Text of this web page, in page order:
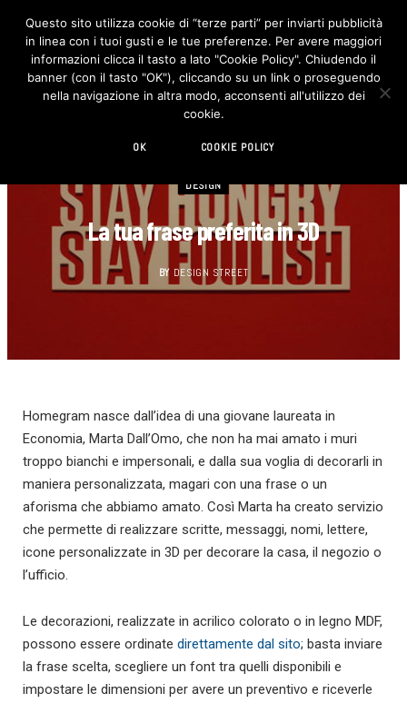
F
c
e
b
o
I
n
s
t
DESIGN
La tua frase preferita in 3D
BY DESIGN STREET
Homegram nasce dall’idea di una giovane laureata in
Economia, Marta Dall’Omo, che non ha mai amato i muri
troppo bianchi e impersonali, e dalla sua voglia di decorarli in
maniera personalizzata, magari con una frase o un
aforisma che abbiamo amato. Così Marta ha creato servizio
che permette di realizzare scritte, messaggi, nomi, lettere,
icone personalizzate in 3D per decorare la casa, il negozio o
l’ufficio.
Le decorazioni, realizzate in acrilico colorato o in legno MDF,
possono essere ordinate direttamente dal sito; basta inviare
la frase scelta, scegliere un font tra quelli disponibili e
impostare le dimensioni per avere un preventivo e riceverle
Questo sito utilizza cookie di “terze parti” per inviarti pubblicità
in linea con i tuoi gusti e le tue preferenze. Per avere maggiori
informazioni clicca il tasto a lato "Cookie Policy". Chiudendo il
banner (con il tasto "OK"), cliccando su un link o proseguendo
nella navigazione in altra modo, acconsenti all'utilizzo dei
cookie.
OK COOKIE POLICY